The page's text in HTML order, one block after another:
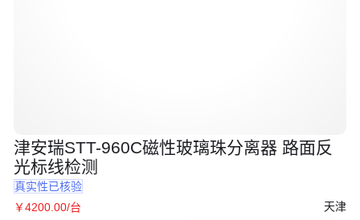
津安瑞STT-960C磁性玻璃珠分离器 路面反
光标线检测
真实性已核验
￥4200 .00/台
天津